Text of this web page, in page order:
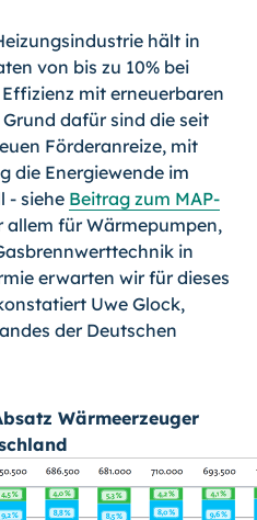
hält in
von bis zu 10% bei
mit erneuerbaren
dafür sind die seit
Förderanreize, mit
die Energiewende im
- siehe Beitrag zum MAP-
allem für Wärmepumpen,
in
erwarten wir für dieses
Uwe Glock,
der Deutschen
Wärmeerzeuger